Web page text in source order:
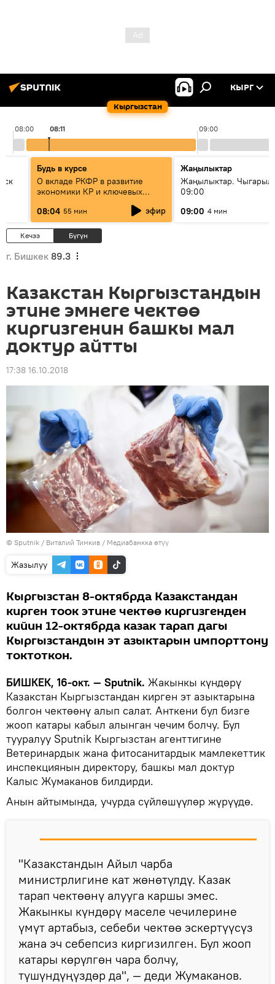
Кыргызстан
КЫРГ
08:00 09:00
08:11
Будь в курсе
О вкладе РКФР в развитие
экономики КР и ключевых
08:04 55 мин эфир
Жаңылыктар
Жаңылыктар.
09:00
09:00 4 мин
Кечээ Бүгүн
г. Бишкек 89.3
Казакстан Кыргызстандын
этине эмнеге чектөө
киргизгенин башкы мал
доктур айтты
17:38 16.10.2018
© Sputnik / Виталий Тимкив / Медиабанкка өтүү
Жазылуу
Кыргызстан 8-октябрда Казакстандан
кирген тоок этине чектөө киргизгенден
кийин 12-октябрда казак тарап дагы
Кыргызстандын эт азыктарын импорттону
токтоткон.
БИШКЕК, 16-окт. — Sputnik. Жакынкы күндөрү
Казакстан Кыргызстандан кирген эт азыктарына
болгон чектөөнү алып салат. Анткени бул бизге
жооп катары кабыл алынган чечим болчу. Бул
тууралуу Sputnik Кыргызстан агенттигине
Ветеринардык жана фитосанитардык мамлекеттик
инспекциянын директору, башкы мал доктур
Калыс Жумаканов билдирди.
Анын айтымында, учурда сүйлөшүүлөр жүрүүдө.
"Казакстандын Айыл чарба
министрлигине кат жөнөтүлдү. Казак
тарап чектөөнү алууга каршы эмес.
Жакынкы күндөрү маселе чечилерине
үмүт артабыз, себеби чектөө эскертүүсүз
жана эч себепсиз киргизилген. Бул жооп
катары көрүлгөн чара болчу,
түшүндүңүздөр да", — деди Жумаканов.